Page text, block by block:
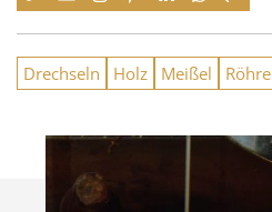
Drechseln Holz Meißel Röhre